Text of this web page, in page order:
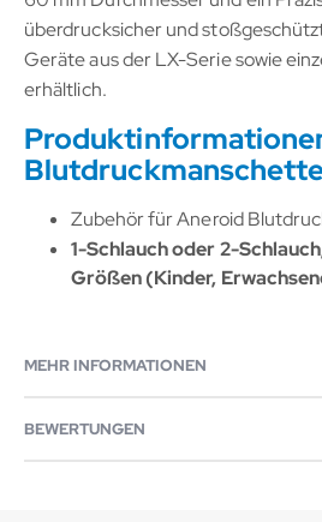
überdrucksicher und
Geräte aus der LX-Serie sowie
erhältlich.
Zubehör für Aneroid
1-Schlauch oder 2-
Größen (Kinder,
MEHR INFORMATIONEN
BEWERTUNGEN